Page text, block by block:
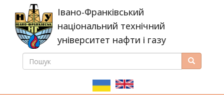
основного
вмісту
Івано-Франківський
національний технічний
університет нафти і газу
ПОШУКОВА
ПОШУК Пошук